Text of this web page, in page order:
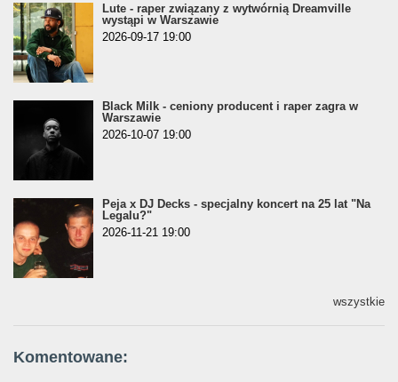
Lute - raper związany z wytwórnią Dreamville
wystąpi w Warszawie
2026-09-17 19:00
Black Milk - ceniony producent i raper zagra w
Warszawie
2026-10-07 19:00
Peja x DJ Decks - specjalny koncert na 25 lat "Na
Legalu?"
2026-11-21 19:00
wszystkie
Komentowane: